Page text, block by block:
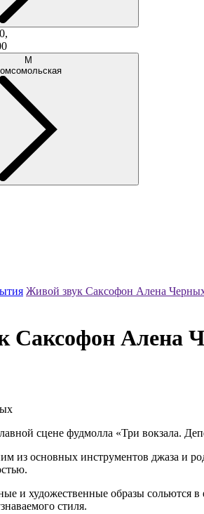
М
Живой звук Саксофон Алена
Саксофон Алена
сцене фудмолла «Три вокзала.
из основных инструментов джаза и
и художественные образы
стиля.